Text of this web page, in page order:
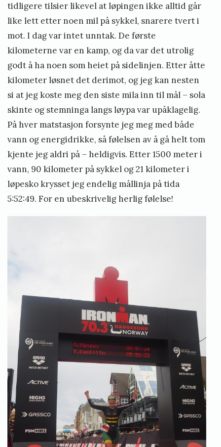
tidligere tilsier likevel at løpingen ikke alltid går
like lett etter noen mil på sykkel, snarere tvert i
mot. I dag var intet unntak. De første
kilometerne var en kamp, og da var det utrolig
godt å ha noen som heiet på sidelinjen. Etter åtte
kilometer løsnet det derimot, og jeg kan nesten
si at jeg koste meg den siste mila inn til mål – sola
skinte og stemninga langs løypa var upåklagelig.
På hver matstasjon forsynte jeg meg med både
vann og energidrikke, så følelsen av å gå helt tom
kjente jeg aldri på – heldigvis. Etter 1500 meter i
vann, 90 kilometer på sykkel og 21 kilometer i
løpesko krysset jeg endelig mållinja på tida
5:52:49. For en ubeskrivelig herlig følelse!